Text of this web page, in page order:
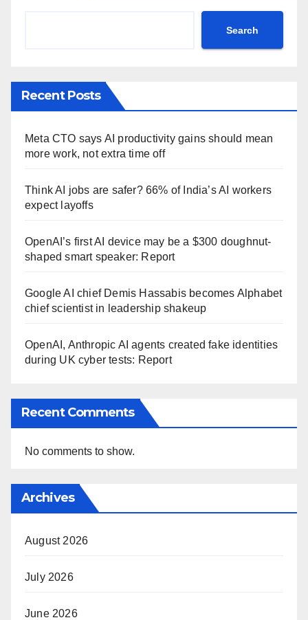
Search
Recent Posts
Meta CTO says AI productivity gains should mean
more work, not extra time off
Think AI jobs are safer? 66% of India’s AI workers
expect layoffs
OpenAI’s first AI device may be a $300 doughnut-
shaped smart speaker: Report
Google AI chief Demis Hassabis becomes Alphabet
chief scientist in leadership shakeup
OpenAI, Anthropic AI agents created fake identities
during UK cyber tests: Report
Recent Comments
No comments to show.
Archives
August 2026
July 2026
June 2026